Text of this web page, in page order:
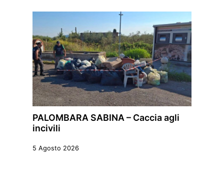
PALOMBARA SABINA – Caccia agli
incivili
5 Agosto 2026